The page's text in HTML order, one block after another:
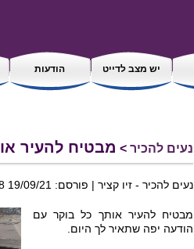
יש מצב לדייט הודעות
נעים להכיר > מבטיח להעיר
נעים להכיר - זיו קציר | פורסם: 19/09/21 16:38
מבטיח להעיר אותך כל בוקר עם
הודעה יפה שתאיר לך היום.